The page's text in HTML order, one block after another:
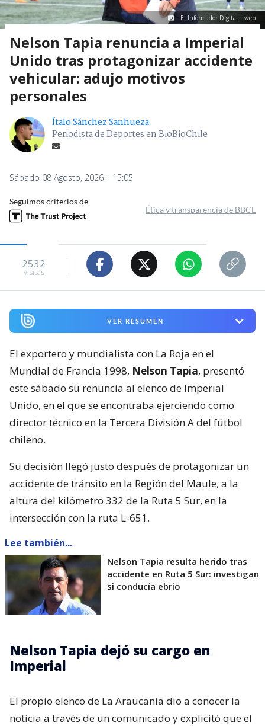
El Informador Digital | web
Nelson Tapia renuncia a Imperial
Unido tras protagonizar accidente
vehicular: adujo motivos
personales
Ítalo Sánchez Sanhueza
Periodista de Deportes en BioBioChile
Sábado 08 Agosto, 2026 | 15:05
Seguimos criterios de
Ética y transparencia de BBCL
2532
visitas
VER RESUMEN
El exportero y mundialista con La Roja en el
Mundial de Francia 1998, Nelson Tapia, presentó
este sábado su renuncia al elenco de Imperial
Unido, en el que se encontraba ejerciendo como
director técnico en la Tercera División A del fútbol
chileno.
Su decisión llegó justo después de protagonizar un
accidente de tránsito en la Región del Maule, a la
altura del kilómetro 332 de la Ruta 5 Sur, en la
intersección con la ruta L-651.
Lee también...
Nelson Tapia resulta herido tras
accidente en Ruta 5 Sur: investigan
si conducía ebrio
Nelson Tapia dejó su cargo en
Imperial
El propio elenco de La Araucanía dio a conocer la
noticia a través de un comunicado y explicitó que el